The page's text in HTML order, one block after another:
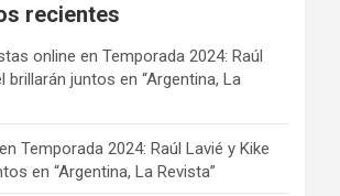
recientes
online enTemporada 2024: Raúl
brillarán juntos en “Argentina, La
enTemporada 2024: Raúl Lavié y Kike
en “Argentina, La Revista”